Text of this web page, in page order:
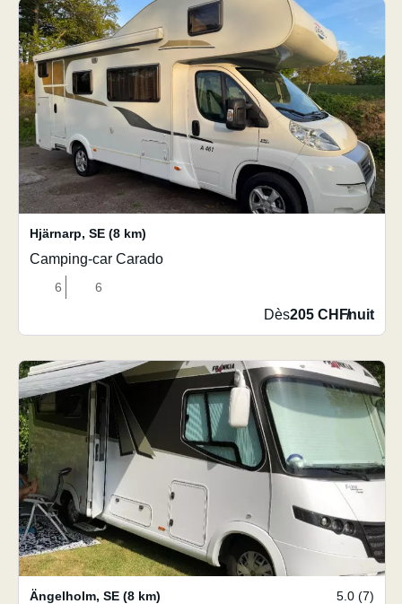
Hjärnarp, SE (8 km)
Camping-car Carado
6 6
Dès205 CHF/nuit
Ängelholm, SE (8 km) 5.0 (7)